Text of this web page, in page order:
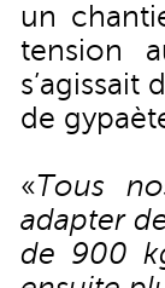
un
tension
de
«Tous
adapter
de 900